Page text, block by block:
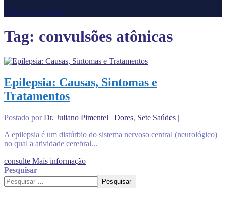
Selecione a página
Tag: convulsões atônicas
Epilepsia: Causas, Sintomas e
Tratamentos
Postado porDr. Juliano Pimentel | Dores, Sete Saúdes |
A epilepsia é um distúrbio do sistema nervoso central (neurológico)
no qual a atividade cerebral...
consulte Mais informação
Pesquisar
Pesquisar